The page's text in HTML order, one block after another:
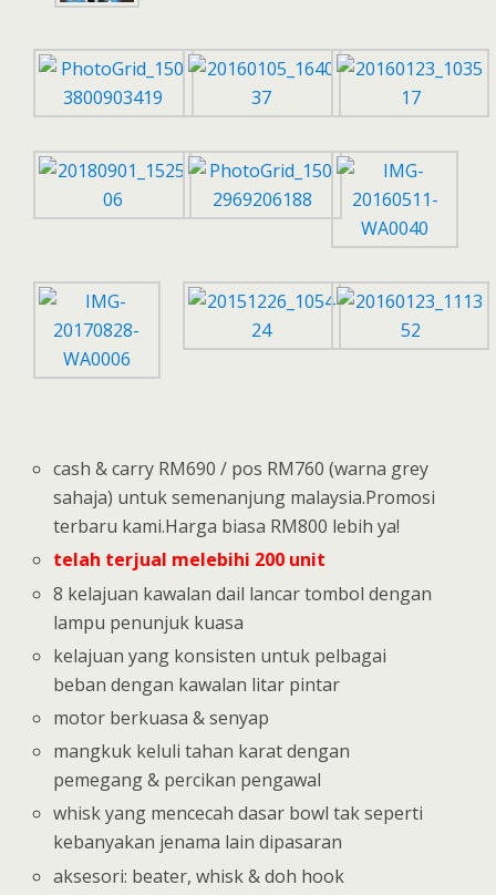
cash & carry RM690 / pos RM760 (warna grey
sahaja) untuk semenanjung malaysia.Promosi
terbaru kami.Harga biasa RM800 lebih ya!
telah terjual melebihi 200 unit
8 kelajuan kawalan dail lancar tombol dengan
lampu penunjuk kuasa
kelajuan yang konsisten untuk pelbagai
beban dengan kawalan litar pintar
motor berkuasa & senyap
mangkuk keluli tahan karat dengan
pemegang & percikan pengawal
whisk yang mencecah dasar bowl tak seperti
kebanyakan jenama lain dipasaran
aksesori: beater, whisk & doh hook